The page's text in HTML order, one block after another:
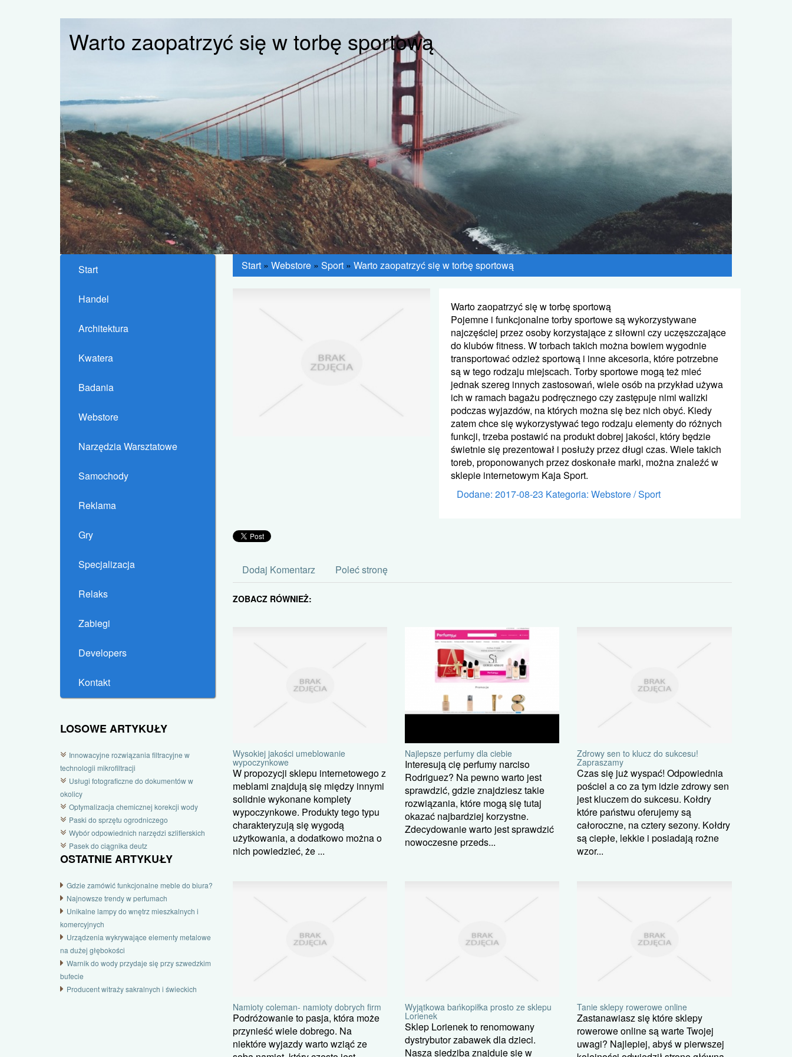
Warto zaopatrzyć się w torbę sportową
Start
Handel
Architektura
Kwatera
Badania
Webstore
Narzędzia Warsztatowe
Samochody
Reklama
Gry
Specjalizacja
Relaks
Zabiegi
Developers
Kontakt
LOSOWE ARTYKUŁY
Innowacyjne rozwiązania filtracyjne w
technologii mikrofiltracji
Usługi fotograficzne do dokumentów w
okolicy
Optymalizacja chemicznej korekcji wody
Paski do sprzętu ogrodniczego
Wybór odpowiednich narzędzi szlifierskich
Pasek do ciągnika deutz
OSTATNIE ARTYKUŁY
Gdzie zamówić funkcjonalne meble do biura?
Najnowsze trendy w perfumach
Unikalne lampy do wnętrz mieszkalnych i
komercyjnych
Urządzenia wykrywające elementy metalowe
na dużej głębokości
Warnik do wody przydaje się przy szwedzkim
bufecie
Producent witraży sakralnych i świeckich
Start» Webstore» Sport» Warto zaopatrzyć się w torbę sportową
Warto zaopatrzyć się w torbę sportową
Pojemne i funkcjonalne torby sportowe są wykorzystywane
najczęściej przez osoby korzystające z siłowni czy uczęszczające
do klubów fitness. W torbach takich można bowiem wygodnie
transportować odzież sportową i inne akcesoria, które potrzebne
są w tego rodzaju miejscach. Torby sportowe mogą też mieć
jednak szereg innych zastosowań, wiele osób na przykład używa
ich w ramach bagażu podręcznego czy zastępuje nimi walizki
podczas wyjazdów, na których można się bez nich obyć. Kiedy
zatem chce się wykorzystywać tego rodzaju elementy do różnych
funkcji, trzeba postawić na produkt dobrej jakości, który będzie
świetnie się prezentował i posłuży przez długi czas. Wiele takich
toreb, proponowanych przez doskonałe marki, można znaleźć w
sklepie internetowym Kaja Sport.
Dodane: 2017-08-23 Kategoria: Webstore / Sport
Dodaj Komentarz Poleć stronę
ZOBACZ RÓWNIEŻ:
Wysokiej jakości umeblowanie
wypoczynkowe
W propozycji sklepu internetowego z
meblami znajdują się między innymi
solidnie wykonane komplety
wypoczynkowe. Produkty tego typu
charakteryzują się wygodą
użytkowania, a dodatkowo można o
nich powiedzieć, że ...
Najlepsze perfumy dla ciebie
Interesują cię perfumy narciso
Rodriguez? Na pewno warto jest
sprawdzić, gdzie znajdziesz takie
rozwiązania, które mogą się tutaj
okazać najbardziej korzystne.
Zdecydowanie warto jest sprawdzić
nowoczesne przeds...
Zdrowy sen to klucz do sukcesu!
Zapraszamy
Czas się już wyspać! Odpowiednia
pościel a co za tym idzie zdrowy sen
jest kluczem do sukcesu. Kołdry
które państwu oferujemy są
całoroczne, na cztery sezony. Kołdry
są ciepłe, lekkie i posiadają rożne
wzor...
Namioty coleman- namioty dobrych firm
Podróżowanie to pasja, która może
przynieść wiele dobrego. Na
niektóre wyjazdy warto wziąć ze
Wyjątkowa bańkopiłka prosto ze sklepu
Lorienek
Sklep Lorienek to renomowany
dystrybutor zabawek dla dzieci.
Nasza siedziba znajduje się w
Tanie sklepy rowerowe online
Zastanawiasz się które sklepy
rowerowe online są warte Twojej
uwagi? Najlepiej, abyś w pierwszej